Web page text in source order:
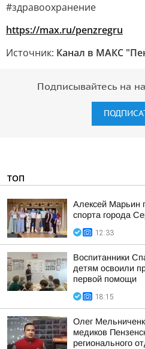
#здравоохранение
https://max.ru/penzregru
Источник: Канал в МАКС
Подписывайтесь на
ТОП
Алексей Марьин
спорта города
12:33
Воспитанники
детям освоили
первой помощи
18:15
Олег
медиков
регионального